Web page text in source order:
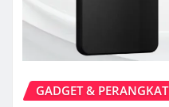
GADGET & PERANGKAT